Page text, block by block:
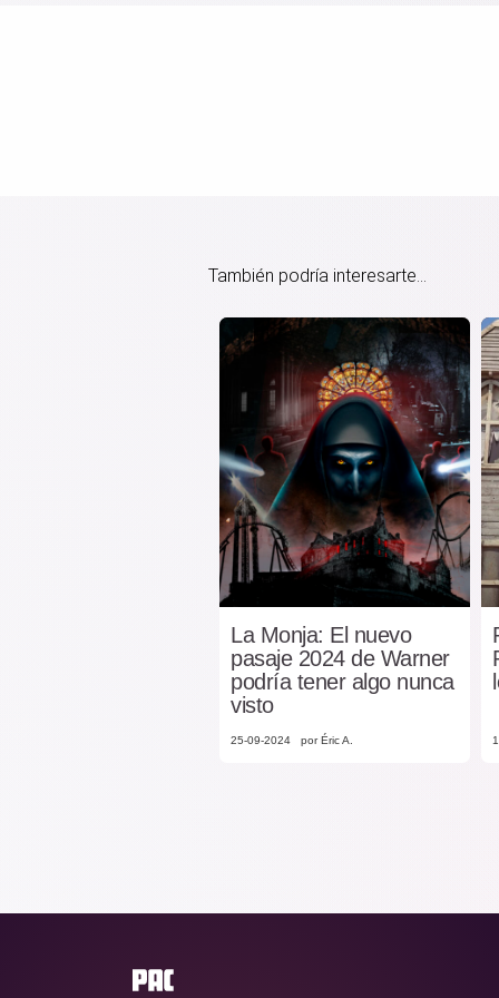
También podría interesarte...
La Monja: El nuevo
pasaje 2024 de Warner
podría tener algo nunca
visto
25-09-2024 por Éric A.